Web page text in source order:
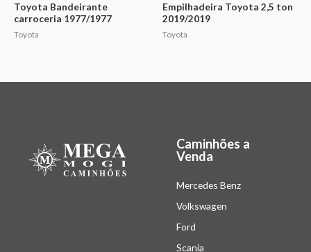
Toyota Bandeirante
carroceria 1977/1977
Toyota
Empilhadeira Toyota 2,5 ton
2019/2019
Toyota
Caminhões a
Venda
Mercedes Benz
Volkswagen
Ford
Scania